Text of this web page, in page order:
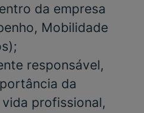
da empresa
Mobilidade
responsável,
da
profissional,